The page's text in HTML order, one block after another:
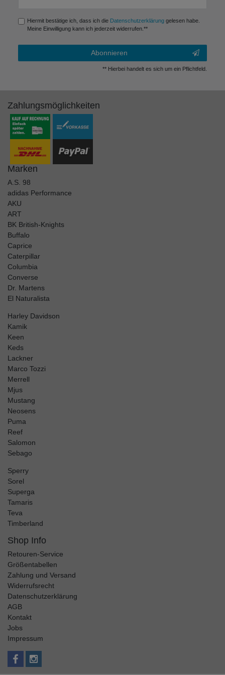
Hiermit bestätige ich, dass ich die Daten­schutz­erklärunggelesen habe.
Meine Einwilligung kann ich jederzeit widerrufen.**
Abonnieren
** Hierbei handelt es sich um ein Pflichtfeld.
Zahlungsmöglichkeiten
Marken
A.S. 98
adidas Performance
AKU
ART
BK British-Knights
Buffalo
Caprice
Caterpillar
Columbia
Converse
Dr. Martens
El Naturalista
Harley Davidson
Kamik
Keen
Keds
Lackner
Marco Tozzi
Merrell
Mjus
Mustang
Neosens
Puma
Reef
Salomon
Sebago
Sperry
Sorel
Superga
Tamaris
Teva
Timberland
Shop Info
Retouren-Service
Größentabellen
Zahlung und Versand
Widerrufsrecht
Datenschutzerklärung
AGB
Kontakt
Jobs
Impressum